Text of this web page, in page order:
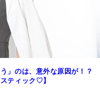
う」のは、意外な原因が！？
ティック♡】